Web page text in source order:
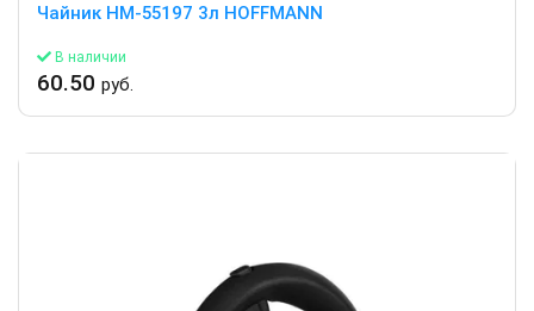
Чайник HM-55197 3л HOFFMANN
В наличии
60.50 руб.